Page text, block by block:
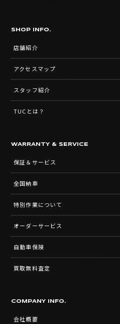
SHOP INFO.
店舗紹介
アクセスマップ
スタッフ紹介
TUCとは？
WARRANTY & SERVICE
保証＆サービス
全国納車
特別作業について
オーダーサービス
自動車保険
買取無料査定
COMPANY INFO.
会社概要